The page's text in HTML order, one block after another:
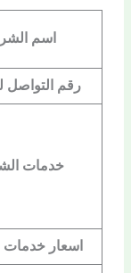
اسم
رقم التواصل
خدمات
اسعار خدمات